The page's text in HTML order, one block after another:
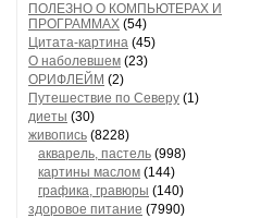
ПОЛЕЗНО О КОМПЬЮТЕРАХ И
ПРОГРАММАХ (54)
Цитата-картина (45)
О наболевшем (23)
ОРИФЛЕЙМ (2)
Путешествие по Северу (1)
диеты (30)
живопись (8228)
акварель, пастель (998)
картины маслом (144)
графика, гравюры (140)
здоровое питание (7990)